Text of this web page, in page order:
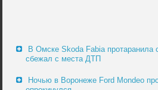
В Омске Skoda Fabia протаранила
сбежал с места ДТП
Ночью в Воронеже Ford Mondeo